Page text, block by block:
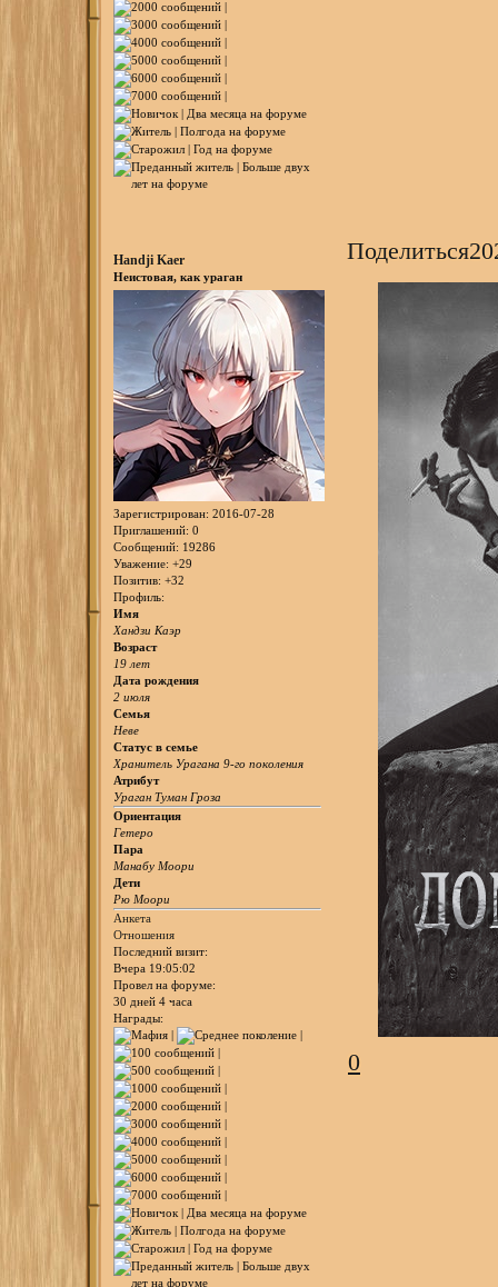
Поделиться
Handji Kaer
Неистовая, как ураган
Зарегистрирован: 2016-07-28
Приглашений: 0
Сообщений: 19286
Уважение: +29
Позитив: +32
Профиль:
Имя
Хандзи Каэр
Возраст
19 лет
Дата рождения
2 июля
Семья
Неве
Статус в семье
Хранитель Урагана 9-го поколения
Атрибут
Ураган Туман Гроза
Ориентация
Гетеро
Пара
Манабу Моори
Дети
Рю Моори
Анкета
Отношения
Последний визит:
Вчера 19:05:02
Провел на форуме:
30 дней 4 часа
Награды:
0